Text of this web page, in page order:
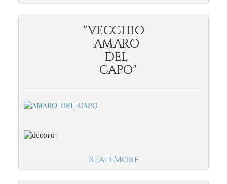
"VECCHIO
AMARO
DEL
CAPO"
Read More